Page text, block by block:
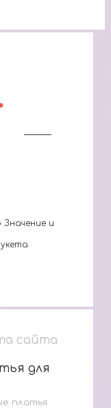
Значение и
сайта
для
для
платья